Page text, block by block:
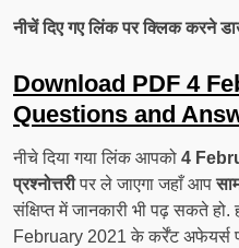
नीचें दिए गए लिंक पर क्लिक करने
Download PDF 4
Questions and
नीचे दिया गया लिंक आपको 4
प्रश्नोत्तरीपर ले जाएगा जहाँ आप
संक्षिप्त में जानकारी भी पढ़ सकते हो.
February 2021 के कर्रेंट अफेयर्स